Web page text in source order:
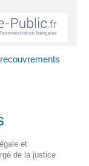
et
de la justice